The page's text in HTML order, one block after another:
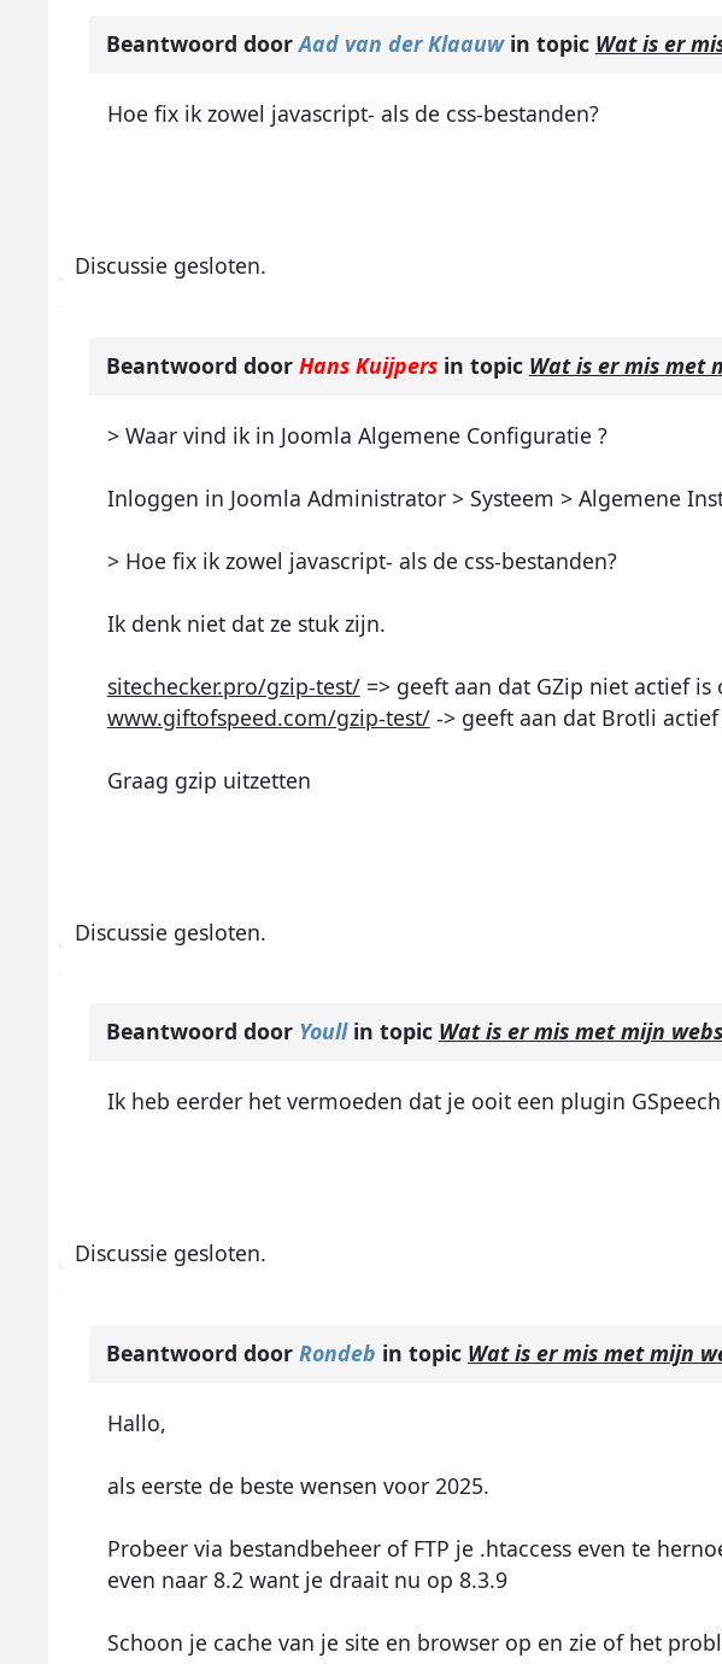
Beantwoord doorAad van der Klaauw in topic Wat is er
Hoe fix ik zowel javascript- als de css-bestanden?
Discussie gesloten.
Beantwoord door Hans Kuijpersin topic Wat is er mis met
> Waar vind ik in Joomla Algemene Configuratie ?
Inloggen in Joomla Administrator > Systeem > Algemene
> Hoe fix ik zowel javascript- als de css-bestanden?
Ik denk niet dat ze stuk zijn.
sitechecker.pro/gzip-test/=> geeft aan dat GZip niet actief is
www.giftofspeed.com/gzip-test/-> geeft aan dat Brotli actief
Graag gzip uitzetten
Discussie gesloten.
Beantwoord door Youllin topic Wat is er mis met mijn
Ik heb eerder het vermoeden dat je ooit een plugin
Discussie gesloten.
Beantwoord door Rondeb in topic Wat is er mis met mijn
Hallo,
als eerste de beste wensen voor 2025.
Probeer via bestandbeheer of FTP je .htaccess even te
even naar 8.2 want je draait nu op 8.3.9
Schoon je cache van je site en browser op en zie of het